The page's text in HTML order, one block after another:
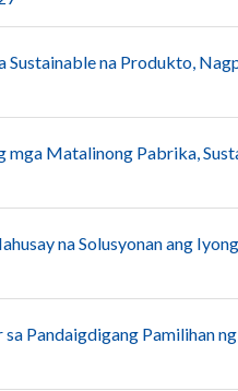
na Produkto,
mga Matalinong Pabrika,
na Solusyonan ang
Pandaigdigang Pamilihan